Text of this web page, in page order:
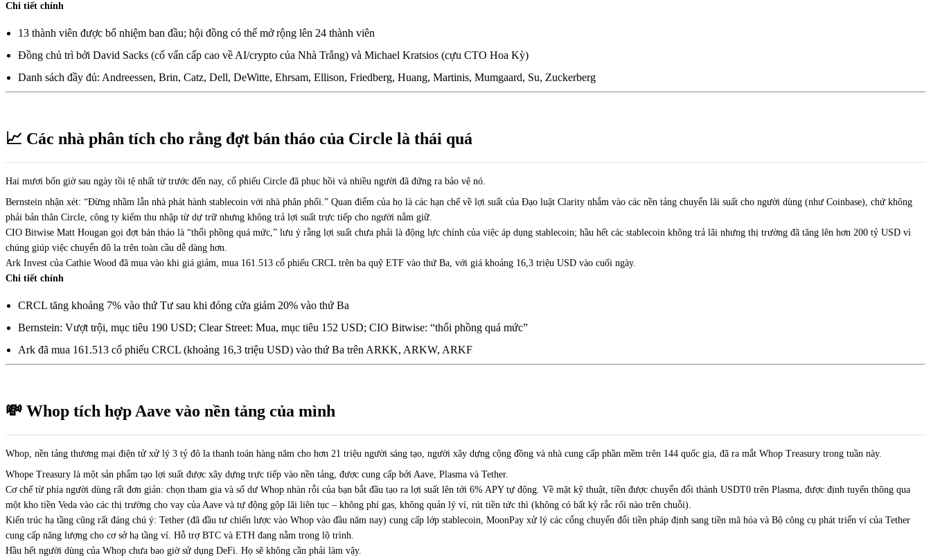
Chi tiết chính
13 thành viên được bổ nhiệm ban đầu; hội đồng có thể mở rộng lên 24 thành viên
Đồng chủ trì bởi David Sacks (cố vấn cấp cao về AI/crypto của Nhà Trắng) và Michael Kratsios (cựu CTO Hoa Kỳ)
Danh sách đầy đủ: Andreessen, Brin, Catz, Dell, DeWitte, Ehrsam, Ellison, Friedberg, Huang, Martinis, Mumgaard, Su, Zuckerberg
📈 Các nhà phân tích cho rằng đợt bán tháo của Circle là thái quá
Hai mươi bốn giờ sau ngày tồi tệ nhất từ trước đến nay, cổ phiếu Circle đã phục hồi và nhiều người đã đứng ra bảo vệ nó.
Bernstein nhận xét: “Đừng nhầm lẫn nhà phát hành stablecoin với nhà phân phối.” Quan điểm của họ là các hạn chế về lợi suất của Đạo luật Clarity nhắm vào các nền tảng chuyển lãi suất cho người dùng (như Coinbase), chứ không
phải bản thân Circle, công ty kiếm thu nhập từ dự trữ nhưng không trả lợi suất trực tiếp cho người nắm giữ.
CIO Bitwise Matt Hougan gọi đợt bán tháo là “thổi phồng quá mức,” lưu ý rằng lợi suất chưa phải là động lực chính của việc áp dụng stablecoin; hầu hết các stablecoin không trả lãi nhưng thị trường đã tăng lên hơn 200 tỷ USD vì
chúng giúp việc chuyển đô la trên toàn cầu dễ dàng hơn.
Ark Invest của Cathie Wood đã mua vào khi giá giảm, mua 161.513 cổ phiếu CRCL trên ba quỹ ETF vào thứ Ba, với giá khoảng 16,3 triệu USD vào cuối ngày.
Chi tiết chính
CRCL tăng khoảng 7% vào thứ Tư sau khi đóng cửa giảm 20% vào thứ Ba
Bernstein: Vượt trội, mục tiêu 190 USD; Clear Street: Mua, mục tiêu 152 USD; CIO Bitwise: “thổi phồng quá mức”
Ark đã mua 161.513 cổ phiếu CRCL (khoảng 16,3 triệu USD) vào thứ Ba trên ARKK, ARKW, ARKF
💸 Whop tích hợp Aave vào nền tảng của mình
Whop, nền tảng thương mại điện tử xử lý 3 tỷ đô la thanh toán hàng năm cho hơn 21 triệu người sáng tạo, người xây dựng cộng đồng và nhà cung cấp phần mềm trên 144 quốc gia, đã ra mắt Whop Treasury trong tuần này.
Whope Treasury là một sản phẩm tạo lợi suất được xây dựng trực tiếp vào nền tảng, được cung cấp bởi Aave, Plasma và Tether.
Cơ chế từ phía người dùng rất đơn giản: chọn tham gia và số dư Whop nhàn rỗi của bạn bắt đầu tạo ra lợi suất lên tới 6% APY tự động. Về mặt kỹ thuật, tiền được chuyển đổi thành USDT0 trên Plasma, được định tuyến thông qua
một kho tiền Veda vào các thị trường cho vay của Aave và tự động gộp lãi liên tục – không phí gas, không quản lý ví, rút tiền tức thì (không có bất kỳ rắc rối nào trên chuỗi).
Kiến trúc hạ tầng cũng rất đáng chú ý: Tether (đã đầu tư chiến lược vào Whop vào đầu năm nay) cung cấp lớp stablecoin, MoonPay xử lý các cổng chuyển đổi tiền pháp định sang tiền mã hóa và Bộ công cụ phát triển ví của Tether
cung cấp năng lượng cho cơ sở hạ tầng ví. Hỗ trợ BTC và ETH đang nằm trong lộ trình.
Hầu hết người dùng của Whop chưa bao giờ sử dụng DeFi. Họ sẽ không cần phải làm vậy.